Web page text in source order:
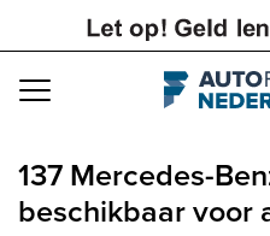
Navigation
137 Mercedes-
beschikbaar voor